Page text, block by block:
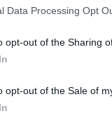
Data Processing Opt
opt-out of the Sharing
opt-out of the Sale of
είχε
που